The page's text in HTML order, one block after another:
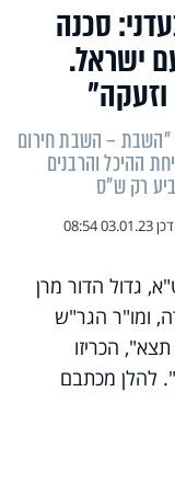
סכנה
ישראל.
"השבת – השבת חירום
ההיכל והרבנים
רק ש"ס
03.01.23 08:54
גדול הדור מרן
ומו"ר הגר"ש
הכריזו
להלן מכתבם